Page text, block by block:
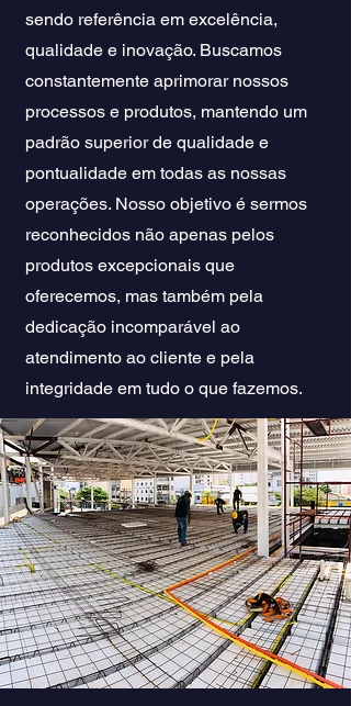
sendo referência em excelência,
qualidade e inovação. Buscamos
constantemente aprimorar nossos
processos e produtos, mantendo um
padrão superior de qualidade e
pontualidade em todas as nossas
operações. Nosso objetivo é sermos
reconhecidos não apenas pelos
produtos excepcionais que
oferecemos, mas também pela
dedicação incomparável ao
atendimento ao cliente e pela
integridade em tudo o que fazemos.